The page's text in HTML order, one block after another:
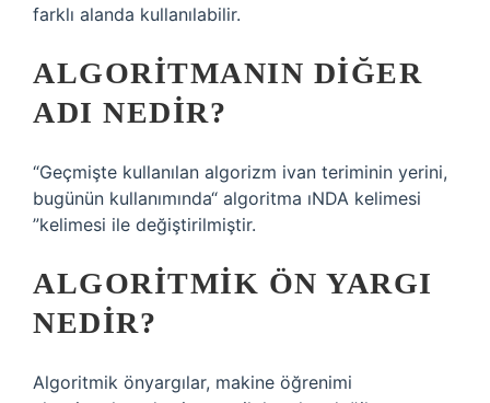
farklı alanda kullanılabilir.
ALGORITMANIN DIĞER
ADI NEDIR?
“Geçmişte kullanılan algorizm ivan teriminin yerini,
bugünün kullanımında“ algoritma ıNDA kelimesi
”kelimesi ile değiştirilmiştir.
ALGORITMIK ÖN YARGI
NEDIR?
Algoritmik önyargılar, makine öğrenimi